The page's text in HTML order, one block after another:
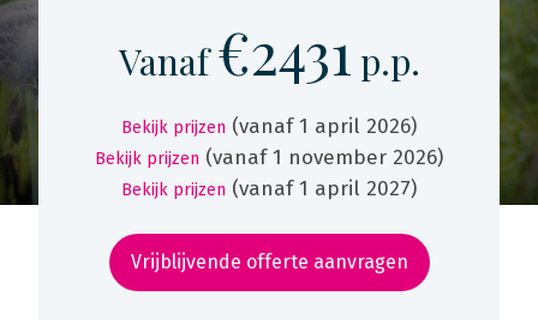
Vanaf€2431 p.p.
Bekijk prijzen (vanaf 1 april 2026)
Bekijk prijzen (vanaf 1 november 2026)
Bekijk prijzen (vanaf 1 april 2027)
Vrijblijvende offerte aanvragen